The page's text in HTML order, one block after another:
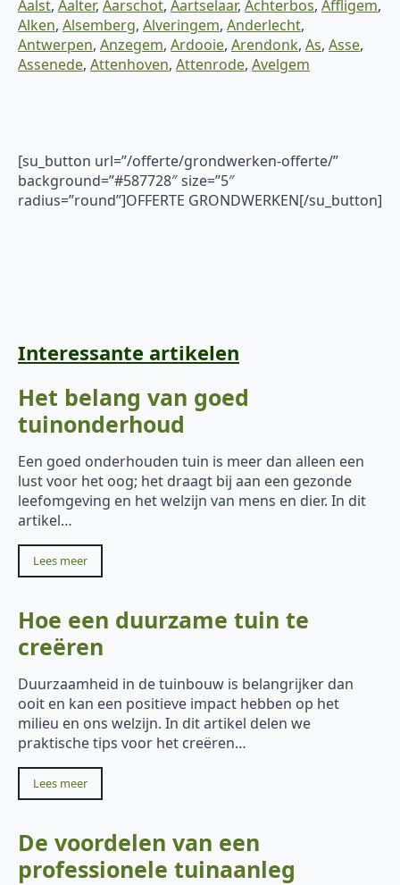
Aalst, Aalter, Aarschot, Aartselaar, Achterbos, Affligem,
Alken, Alsemberg, Alveringem, Anderlecht,
Antwerpen, Anzegem, Ardooie, Arendonk, As, Asse,
Assenede, Attenhoven, Attenrode, Avelgem
[su_button url=”/offerte/grondwerken-offerte/”
background=”#587728″ size=”5″
radius=”round”]OFFERTE GRONDWERKEN[/su_button]
Interessante artikelen
Het belang van goed
tuinonderhoud
Een goed onderhouden tuin is meer dan alleen een
lust voor het oog; het draagt bij aan een gezonde
leefomgeving en het welzijn van mens en dier. In dit
artikel…
Lees meer
Hoe een duurzame tuin te
creëren
Duurzaamheid in de tuinbouw is belangrijker dan
ooit en kan een positieve impact hebben op het
milieu en ons welzijn. In dit artikel delen we
praktische tips voor het creëren…
Lees meer
De voordelen van een
professionele tuinaanleg